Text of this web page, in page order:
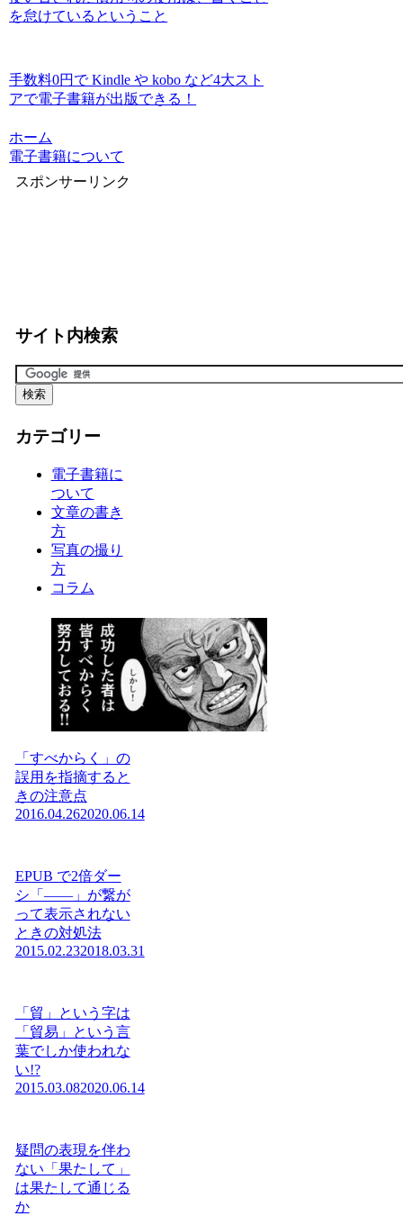
を怠けているということ
手数料0円で Kindle や kobo など4大スト
アで電子書籍が出版できる！
ホーム
電子書籍について
スポンサーリンク
サイト内検索
カテゴリー
電子書籍に
ついて
文章の書き
方
写真の撮り
方
コラム
「すべからく」の
誤用を指摘すると
きの注意点
2016.04.262020.06.14
EPUB で2倍ダー
シ「——」が繋が
って表示されない
ときの対処法
2015.02.232018.03.31
「貿」という字は
「貿易」という言
葉でしか使われな
い!?
2015.03.082020.06.14
疑問の表現を伴わ
ない「果たして」
は果たして通じる
か